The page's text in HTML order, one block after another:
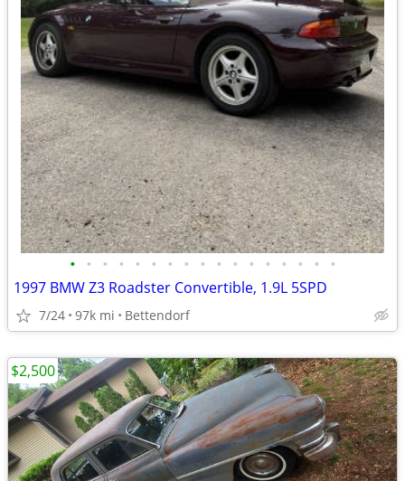
• • • • • • • • • • • • • • • • •
1997 BMW Z3 Roadster Convertible, 1.9L 5SPD
7/24 97k mi Bettendorf
$2,500